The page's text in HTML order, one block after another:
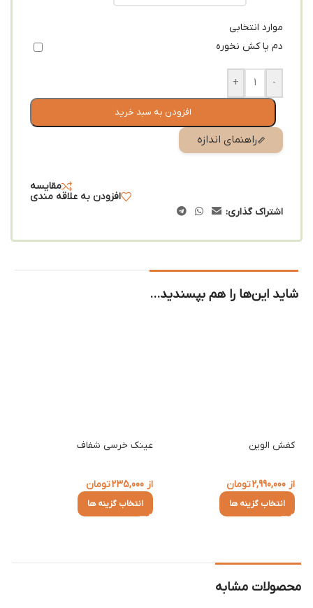
موارد انتخابی
دم پا کش نخوره
-
+
افزودن به سبد خرید
راهنمای اندازه
مقایسه
افزودن به علاقه مندی
اشتراک گذاری:
شاید این‌ها را هم بپسندید…
کفش الوین
از 2,990,000تومان
انتخاب گزینه ها
عینک خرسی شفاف
از 235,000تومان
انتخاب گزینه ها
محصولات مشابه